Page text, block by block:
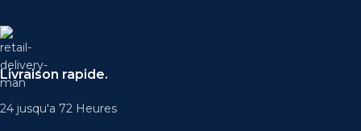
Livraison rapide.
24 jusqu'a 72 Heures